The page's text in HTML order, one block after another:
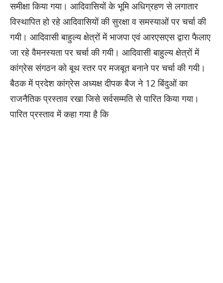
समीक्षा किया गया। आदिवासियों के भूमि अधिग्रहण से लगातार
विस्थापित हो रहे आदिवासियों की सुरक्षा व समस्याओं पर चर्चा की
गयी। आदिवासी बाहुल्य क्षेत्रों में भाजपा एवं आरएसएस द्वारा फैलाए
जा रहे वैमनस्यता पर चर्चा की गयी। आदिवासी बाहुल्य क्षेत्रों में
कांग्रेस संगठन को बूथ स्तर पर मजबूत बनाने पर चर्चा की गयी।
बैठक में प्रदेश कांग्रेस अध्यक्ष दीपक बैज ने 12 बिंदुओं का
राजनैतिक प्रस्ताव रखा जिसे सर्वसम्मति से पारित किया गया।
पारित प्रस्ताव में कहा गया है कि